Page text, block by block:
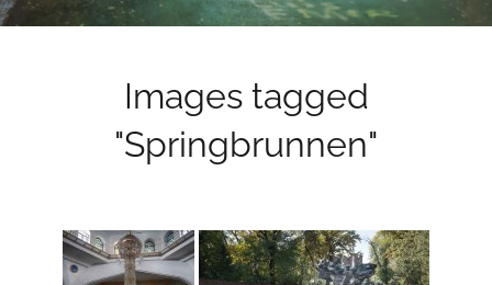
Images tagged
"Springbrunnen"